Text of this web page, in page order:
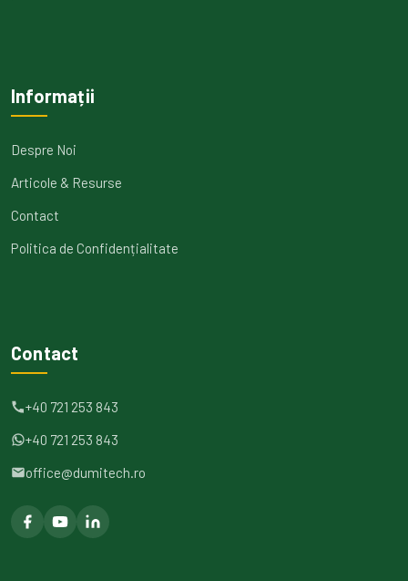
Informații
Despre Noi
Articole & Resurse
Contact
Politica de Confidențialitate
Contact
+40 721 253 843
+40 721 253 843
office@dumitech.ro